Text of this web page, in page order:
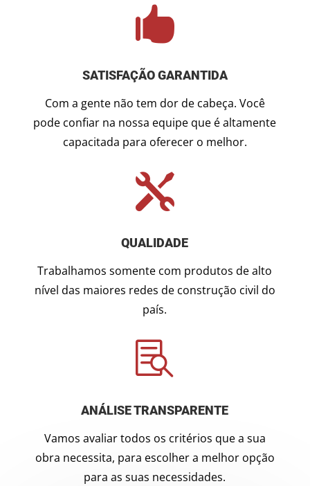

SATISFAÇÃO GARANTIDA
Com a gente não tem dor de cabeça. Você
pode confiar na nossa equipe que é altamente
capacitada para oferecer o melhor.

QUALIDADE
Trabalhamos somente com produtos de alto
nível das maiores redes de construção civil do
país.

ANÁLISE TRANSPARENTE
Vamos avaliar todos os critérios que a sua
obra necessita, para escolher a melhor opção
para as suas necessidades.